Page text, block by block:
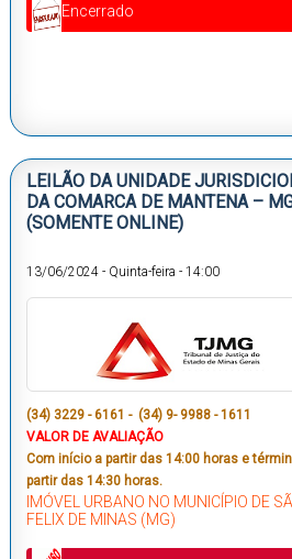
Encerrado
LEILÃO DA UNIDADE
DA COMARCA DE MANTENA –
(SOMENTE ONLINE)
13/06/2024 - Quinta-feira - 14:00
(34) 3229 - 6161 - (34) 9- 9988 - 1611
VALOR DE AVALIAÇÃO
Com início a partir das 14:00 horas e
partir das 14:30 horas.
IMÓVEL URBANO NO MUNICÍPIO DE
FELIX DE MINAS (MG)